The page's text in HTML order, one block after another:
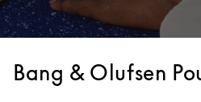
Bang & Olufsen